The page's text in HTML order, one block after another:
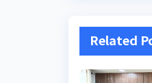
Related